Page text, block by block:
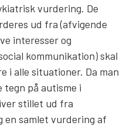
vurdering. De
ud fra (afvigende
interesser og
kommunikation) skal
i alle situationer. Da man
på autisme i
stillet ud fra
en samlet vurdering af